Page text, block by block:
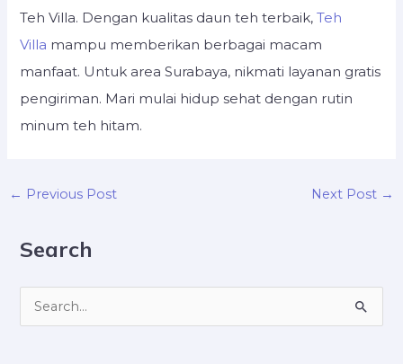
Teh Villa. Dengan kualitas daun teh terbaik,Teh
Villa mampu memberikan berbagai macam
manfaat. Untuk area Surabaya, nikmati layanan gratis
pengiriman. Mari mulai hidup sehat dengan rutin
minum teh hitam.
← Previous Post Next Post →
Search